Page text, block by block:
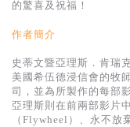
的驚喜及祝福！
作者簡介
史蒂文暨亞理斯．肯瑞
美國希伍德浸信會的牧
司，並為所製作的每部
亞理斯則在前兩部影片
（Flywheel）、永不放